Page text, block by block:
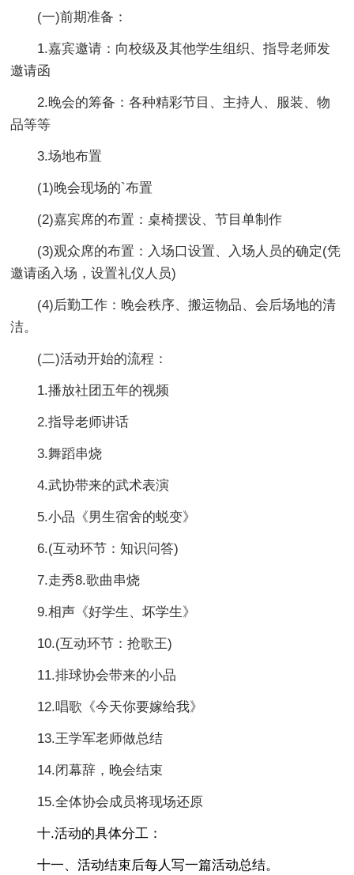
(一)前期准备：
1.嘉宾邀请：向校级及其他学生组织、指导老师发
邀请函
2.晚会的筹备：各种精彩节目、主持人、服装、物
品等等
3.场地布置
(1)晚会现场的`布置
(2)嘉宾席的布置：桌椅摆设、节目单制作
(3)观众席的布置：入场口设置、入场人员的确定(凭
邀请函入场，设置礼仪人员)
(4)后勤工作：晚会秩序、搬运物品、会后场地的清
洁。
(二)活动开始的流程：
1.播放社团五年的视频
2.指导老师讲话
3.舞蹈串烧
4.武协带来的武术表演
5.小品《男生宿舍的蜕变》
6.(互动环节：知识问答)
7.走秀8.歌曲串烧
9.相声《好学生、坏学生》
10.(互动环节：抢歌王)
11.排球协会带来的小品
12.唱歌《今天你要嫁给我》
13.王学军老师做总结
14.闭幕辞，晚会结束
15.全体协会成员将现场还原
十.活动的具体分工：
十一、活动结束后每人写一篇活动总结。